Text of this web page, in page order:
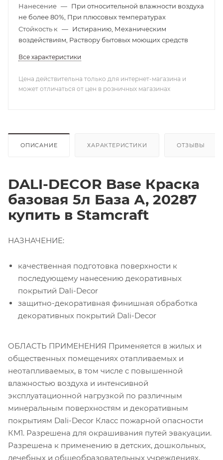
Нанесение — При относительной влажности воздуха
не более 80%, При плюсовых температурах
Стойкость к — Истиранию, Механическим
воздействиям, Раствору бытовых моющих средств
Все характеристики
Цена действительна только для интернет-магазина и
может отличаться от цен в розничных магазинах
ОПИСАНИЕ ХАРАКТЕРИСТИКИ ОТЗЫВЫ
DALI-DECOR Base Краска
базовая 5л База А, 20287
купить в Stamcraft
НАЗНАЧЕНИЕ:
качественная подготовка поверхности к
последующему нанесению декоративных
покрытий Dali-Decor
защитно-декоративная финишная обработка
декоративных покрытий Dali-Decor
ОБЛАСТЬ ПРИМЕНЕНИЯ Применяется в жилых и
общественных помещениях отапливаемых и
неотапливаемых, в том числе с повышенной
влажностью воздуха и интенсивной
эксплуатационной нагрузкой по различным
минеральным поверхностям и декоративным
покрытиям Dali-Decor Класс пожарной опасности
КМ1. Разрешена для окрашивания путей эвакуации.
Разрешена к применению в детских, дошкольных,
лечебных и общеобразовательных учреждениях.